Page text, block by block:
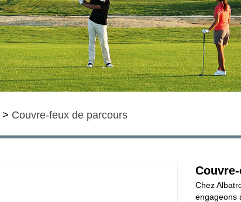
> Couvre-feux de parcours
Chez
engageons